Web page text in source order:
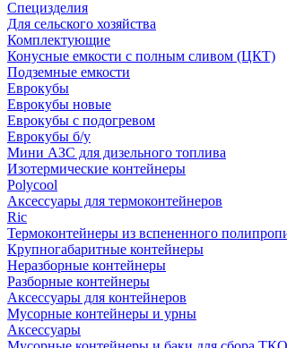
Специзделия
Для сельского хозяйства
Комплектующие
Конусные емкости с полным сливом (ЦКТ)
Подземные емкости
Еврокубы
Еврокубы новые
Еврокубы с подогревом
Еврокубы б/у
Мини АЗС для дизельного топлива
Изотермические контейнеры
Polycool
Аксессуары для термоконтейнеров
Ric
Термоконтейнеры из вспененного
Крупногабаритные контейнеры
Неразборные контейнеры
Разборные контейнеры
Аксессуары для контейнеров
Мусорные контейнеры и урны
Аксессуары